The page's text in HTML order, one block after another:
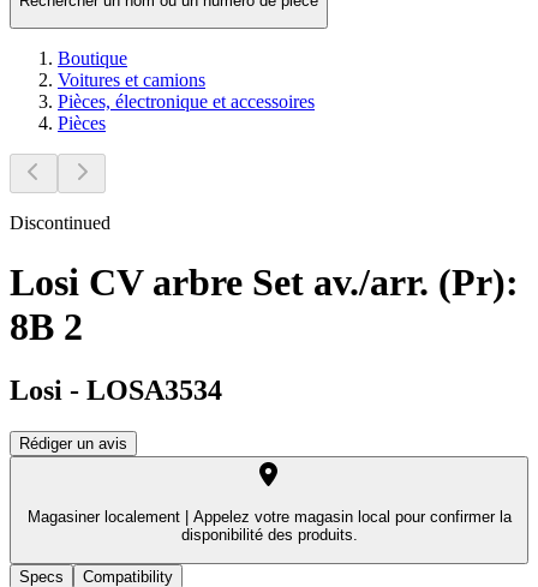
Boutique
Voitures et camions
Pièces, électronique et accessoires
Pièces
Discontinued
Losi CV arbre Set av./arr. (Pr):
8B 2
Losi - LOSA3534
Rédiger un avis
Magasiner localement |
Appelez votre magasin local pour confirmer la
disponibilité des produits.
Specs Compatibility